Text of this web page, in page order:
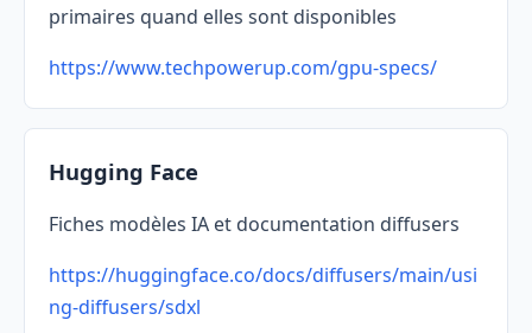
primaires quand elles sont disponibles
https://www.techpowerup.com/gpu-specs/
Hugging Face
Fiches modèles IA et documentation diffusers
https://huggingface.co/docs/diffusers/main/usi
ng-diffusers/sdxl